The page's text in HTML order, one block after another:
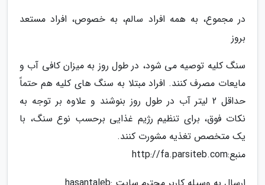
در مجموع، به همه افراد سالم، به خصوص، افراد مستعد
بروز
سنگ کلیه توصیه می شود، در طول روز به میزان کافی آب و
مایعات مصرف کنند. افراد مبتلا به سنگ های کلیه هم حتماً
حداقل 2 لیتر آب در طول روز بنوشند و علاوه بر توجه به
نکات فوق، برای تنظیم رژیم غذایی برحسب نوع سنگ، با
یک متخصص تغذیه مشورت کنند.
منبع:http://fa.parsiteb.com